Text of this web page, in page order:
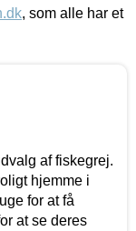
, som alle har et
af fiskegrej.
hjemme i
for at få
at se deres